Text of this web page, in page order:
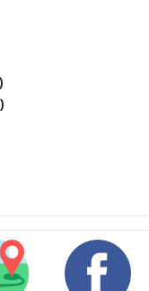
Right Reserved.